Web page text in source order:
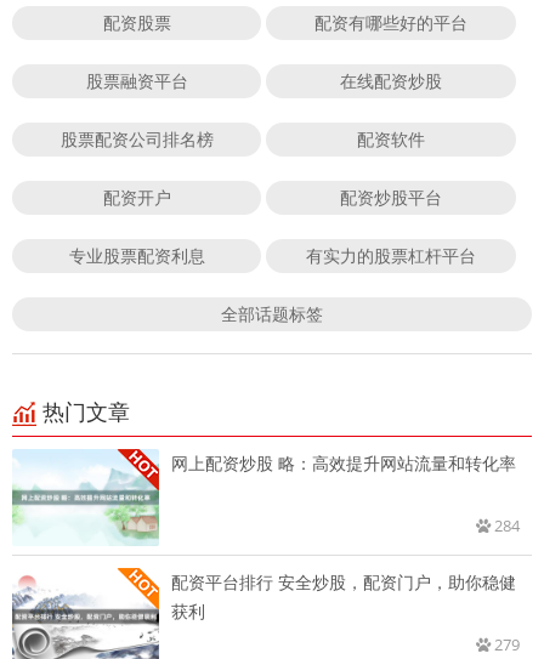
配资股票 配资有哪些好的平台
股票融资平台 在线配资炒股
股票配资公司排名榜 配资软件
配资开户 配资炒股平台
专业股票配资利息 有实力的股票杠杆平台
全部话题标签
热门文章
网上配资炒股 略：高效提升网站流量和转化率
284
配资平台排行 安全炒股，配资门户，助你稳健
获利
279